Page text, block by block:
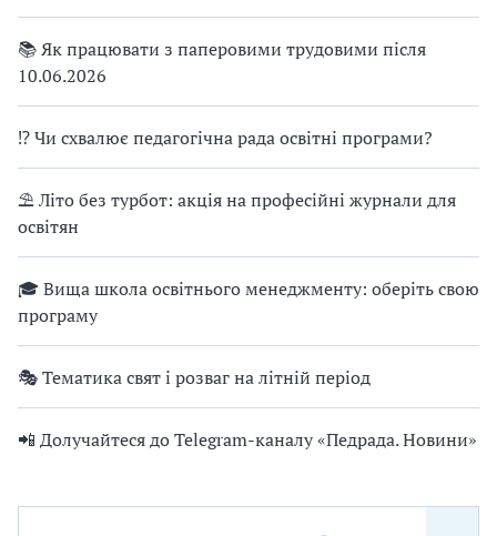
📚 Як працювати з паперовими трудовими після
10.06.2026
⁉ Чи схвалює педагогічна рада освітні програми?
⛱ Літо без турбот: акція на професійні журнали для
освітян
🎓 Вища школа освітнього менеджменту: оберіть свою
програму
🎭 Тематика свят і розваг на літній період
📲 Долучайтеся до Telegram-каналу «Педрада. Новини»